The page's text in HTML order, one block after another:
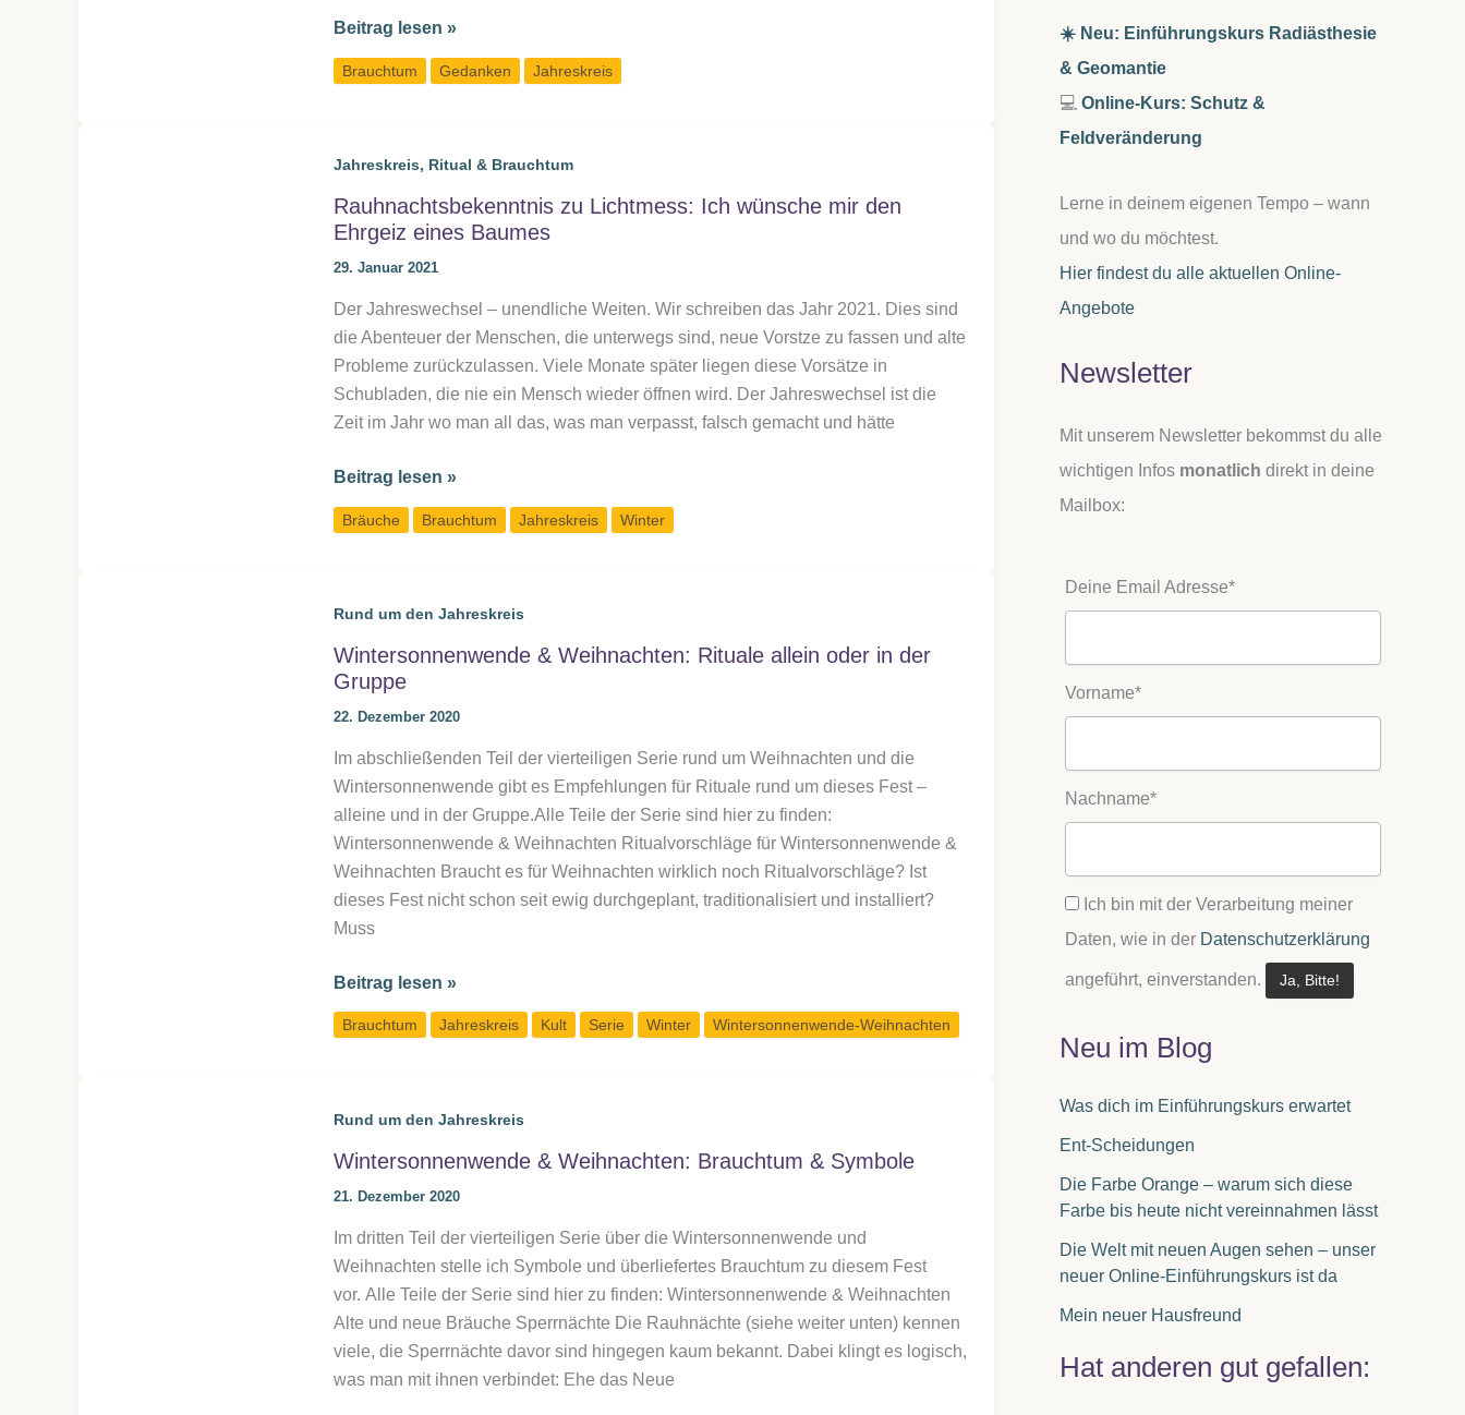
Brauchen
wir
heutzutage
Beitrag lesen »
Brauchtum Gedanken Jahreskreis
Jahreskreis, Ritual & Brauchtum
Rauhnachtsbekenntnis zu Lichtmess: Ich wünsche mir den
Ehrgeiz eines Baumes
29. Januar 2021
Der Jahreswechsel – unendliche Weiten. Wir schreiben das Jahr 2021. Dies sind
die Abenteuer der Menschen, die unterwegs sind, neue Vorstze zu fassen und alte
Probleme zurückzulassen. Viele Monate später liegen diese Vorsätze in
Schubladen, die nie ein Mensch wieder öffnen wird. Der Jahreswechsel ist die
Zeit im Jahr wo man all das, was man verpasst, falsch gemacht und hätte
Rauhnachtsbekenntnis
zu
Lichtmess:
mir
den
Ehrgeiz
Beitrag lesen »
Bräuche Brauchtum Jahreskreis Winter
Rund um den Jahreskreis
Wintersonnenwende & Weihnachten: Rituale allein oder in der
Gruppe
22. Dezember 2020
Im abschließenden Teil der vierteiligen Serie rund um Weihnachten und die
Wintersonnenwende gibt es Empfehlungen für Rituale rund um dieses Fest –
alleine und in der Gruppe.Alle Teile der Serie sind hier zu finden:
Wintersonnenwende & Weihnachten Ritualvorschläge für Wintersonnenwende &
Weihnachten Braucht es für Weihnachten wirklich noch Ritualvorschläge? Ist
dieses Fest nicht schon seit ewig durchgeplant, traditionalisiert und installiert?
Muss
Wintersonnenwende
&
Weihnachten:
oder
in
Beitrag lesen »
Brauchtum Jahreskreis Kult Serie Winter Wintersonnenwende-Weihnachten
Rund um den Jahreskreis
Wintersonnenwende & Weihnachten: Brauchtum & Symbole
21. Dezember 2020
Im dritten Teil der vierteiligen Serie über die Wintersonnenwende und
Weihnachten stelle ich Symbole und überliefertes Brauchtum zu diesem Fest
vor. Alle Teile der Serie sind hier zu finden: Wintersonnenwende & Weihnachten
Alte und neue Bräuche Sperrnächte Die Rauhnächte (siehe weiter unten) kennen
viele, die Sperrnächte davor sind hingegen kaum bekannt. Dabei klingt es logisch,
was man mit ihnen verbindet: Ehe das Neue
☀️ Neu: Einführungskurs Radiästhesie
& Geomantie
💻 Online-Kurs: Schutz &
Feldveränderung
Lerne in deinem eigenen Tempo – wann
und wo du möchtest.
Hier findest du alle aktuellen Online-
Angebote
Newsletter
Mit unserem Newsletter bekommst du alle
wichtigen Infos monatlich direkt in deine
Mailbox:
Deine Email Adresse*
Vorname*
Nachname*
Ich bin mit der Verarbeitung meiner
Daten, wie in der Datenschutzerklärung
angeführt, einverstanden.
Neu im Blog
Was dich im Einführungskurs erwartet
Ent-Scheidungen
Die Farbe Orange – warum sich diese
Farbe bis heute nicht vereinnahmen lässt
Die Welt mit neuen Augen sehen – unser
neuer Online-Einführungskurs ist da
Mein neuer Hausfreund
Hat anderen gut gefallen: